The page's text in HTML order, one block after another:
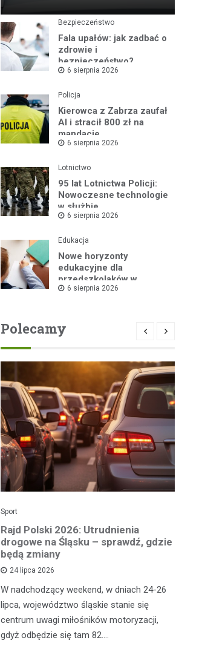
Bezpieczeństwo
Fala upałów: jak zadbać o
zdrowie i
bezpieczeństwo?
6 sierpnia 2026
Policja
Kierowca z Zabrza zaufał
AI i stracił 800 zł na
mandacie
6 sierpnia 2026
Lotnictwo
95 lat Lotnictwa Policji:
Nowoczesne technologie
w służbie
bezpieczeństwa
6 sierpnia 2026
Edukacja
Nowe horyzonty
edukacyjne dla
przedszkolaków w
Publicznym Przedszkolu
6 sierpnia 2026
Polecamy
Sport
Rajd Polski 2026: Utrudnienia
drogowe na Śląsku – sprawdź, gdzie
będą zmiany
24 lipca 2026
W nadchodzący weekend, w dniach 24-26
lipca, województwo śląskie stanie się
centrum uwagi miłośników motoryzacji,
gdyż odbędzie się tam 82.…